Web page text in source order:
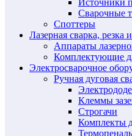
Источники
Сварочные
Споттеры
Лазерная сварка, резка
Аппараты
Комплектующие
Электросварочное
Ручная дуговая
Клеммы
Строгачи
Комплекты